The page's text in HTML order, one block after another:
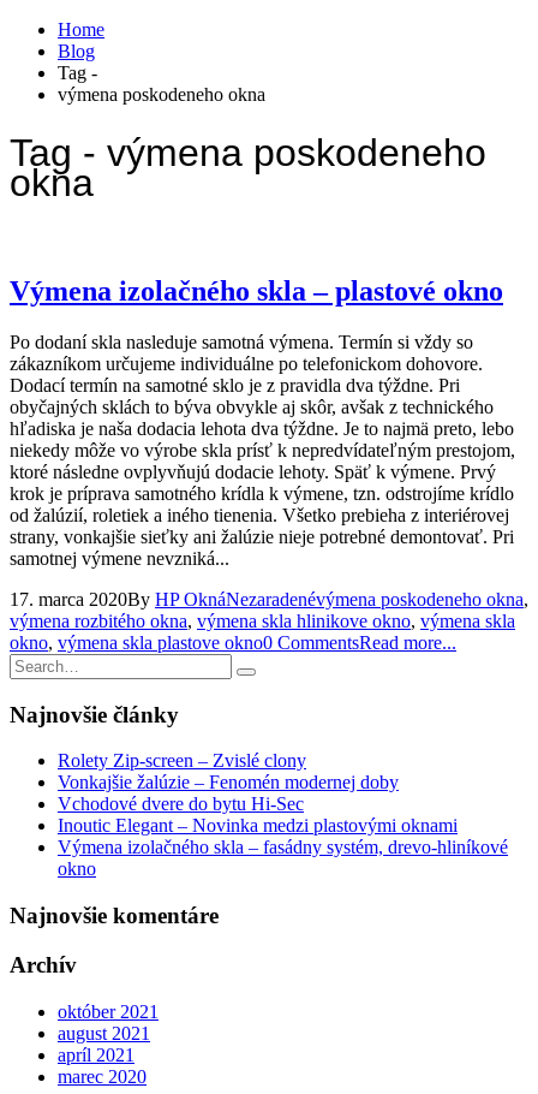
Home
Blog
Tag -
výmena poskodeneho okna
Tag - výmena poskodeneho
okna
Výmena izolačného skla – plastové okno
Po dodaní skla nasleduje samotná výmena. Termín si vždy so
zákazníkom určujeme individuálne po telefonickom dohovore.
Dodací termín na samotné sklo je z pravidla dva týždne. Pri
obyčajných sklách to býva obvykle aj skôr, avšak z technického
hľadiska je naša dodacia lehota dva týždne. Je to najmä preto, lebo
niekedy môže vo výrobe skla prísť k nepredvídateľným prestojom,
ktoré následne ovplyvňujú dodacie lehoty. Späť k výmene. Prvý
krok je príprava samotného krídla k výmene, tzn. odstrojíme krídlo
od žalúzií, roletiek a iného tienenia. Všetko prebieha z interiérovej
strany, vonkajšie sieťky ani žalúzie nieje potrebné demontovať. Pri
samotnej výmene nevzniká...
17. marca 2020By HP OknáNezaradenévýmena poskodeneho okna,
výmena rozbitého okna, výmena skla hlinikove okno, výmena skla
okno, výmena skla plastove okno0 CommentsRead more...
Najnovšie články
Rolety Zip-screen – Zvislé clony
Vonkajšie žalúzie – Fenomén modernej doby
Vchodové dvere do bytu Hi-Sec
Inoutic Elegant – Novinka medzi plastovými oknami
Výmena izolačného skla – fasádny systém, drevo-hliníkové
okno
Najnovšie komentáre
Archív
október 2021
august 2021
apríl 2021
marec 2020